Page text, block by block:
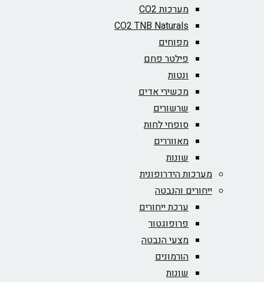
מערכות CO2
CO2 TNB Naturals
מפוחים
פילטר פחם
מכשירי אדים
שרשורים
סופחי לחות
מאווררים
מערכות הידרופונית
ייחורים והנבטה
ערכת ייחורים
פרופוגטור
מצעי הנבטה
הורמונים